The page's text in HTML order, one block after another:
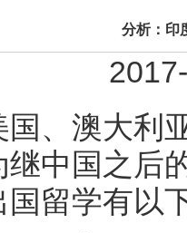
分析：印
澳大利亚
继中国之后
留学有以